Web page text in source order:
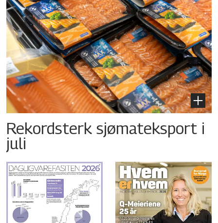
Rekordsterk sjømateksport i
juli